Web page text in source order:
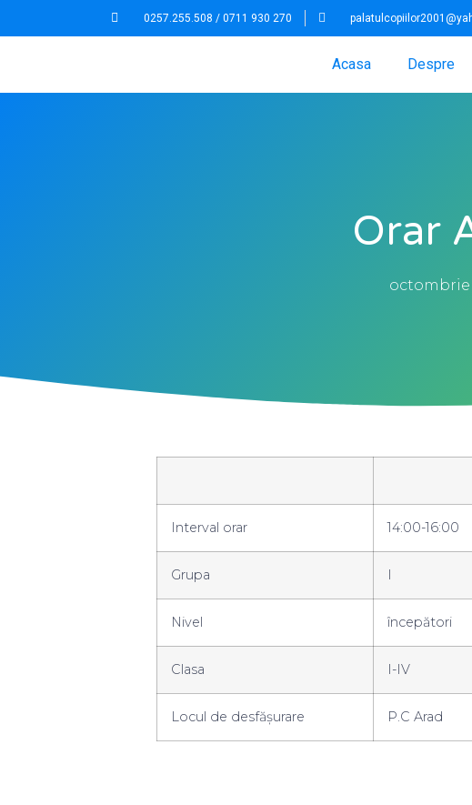
0257.255.508 / 0711 930 270
Acasa Despre
Orar
octombrie
Interval orar 14:00-16:00
Grupa I
Nivel începători
Clasa I-IV
Locul de desfășurare P.C Arad